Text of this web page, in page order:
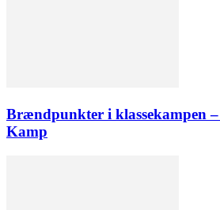
Brændpunkter i klassekampen
Kamp